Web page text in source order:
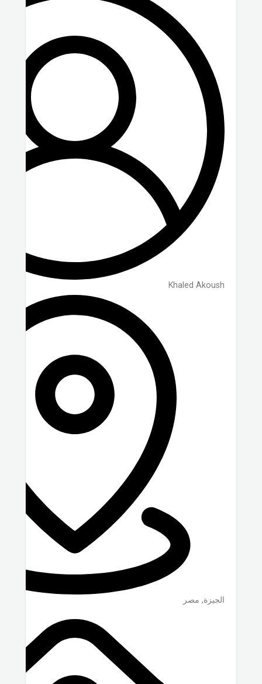
Khaled Akoush
الجيزة, مصر